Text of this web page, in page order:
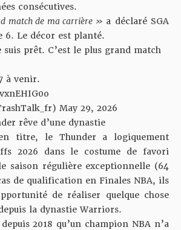
consécutives.
match de ma carrière » a déclaré SGA
6. Le décor est planté.
suis prêt. C’est le plus grand match
à venir.
May 29, 2026
rêve d’une dynastie
titre, le Thunder a logiquement
2026 dans le costume de favori
saison régulière exceptionnelle (64
de qualification en Finales NBA, ils
de réaliser quelque chose
la dynastie Warriors.
2018 qu’un champion NBA n’a